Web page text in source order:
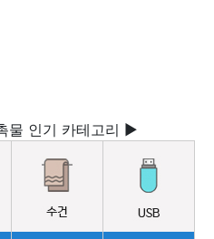
물 인기 카테고리 ▶